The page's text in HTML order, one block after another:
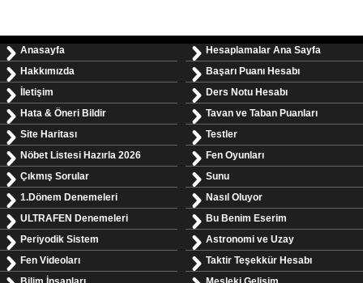
Anasayfa
Hakkımızda
İletişim
Hata & Öneri Bildir
Site Haritası
Nöbet Listesi Hazırla 2026
Çıkmış Sorular
1.Dönem Denemeleri
ULTRAFEN Denemeleri
Periyodik Sistem
Fen Videoları
Hesaplamalar Ana Sayfa
Başarı Puanı Hesabı
Ders Notu Hesabı
Tavan ve Taban Puanları
Testler
Fen Oyunları
Sunu
Nasıl Oluyor
Bu Benim Eserim
Astronomi ve Uzay
Taktir Teşekkür Hesabı